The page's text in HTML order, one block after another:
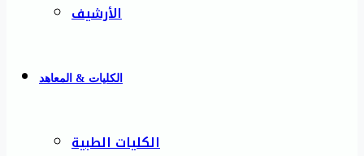
الأرشيف
الكليات & المعاهد
الكليات الطبية